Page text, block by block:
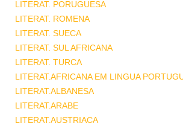
LITERAT. PORUGUESA
LITERAT. ROMENA
LITERAT. SUECA
LITERAT. SUL AFRICANA
LITERAT. TURCA
LITERAT.AFRICANA EM LINGUA
LITERAT.ALBANESA
LITERAT.ARABE
LITERAT.AUSTRIACA